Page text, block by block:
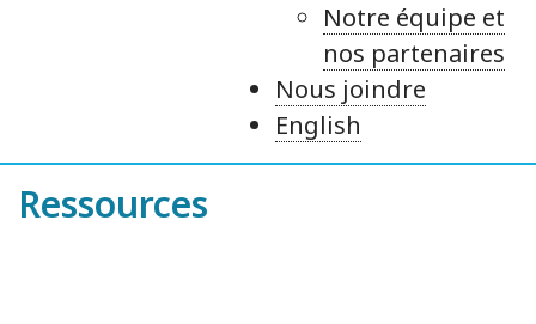
Notre équipe et
nos partenaires
Nous joindre
English
Ressources